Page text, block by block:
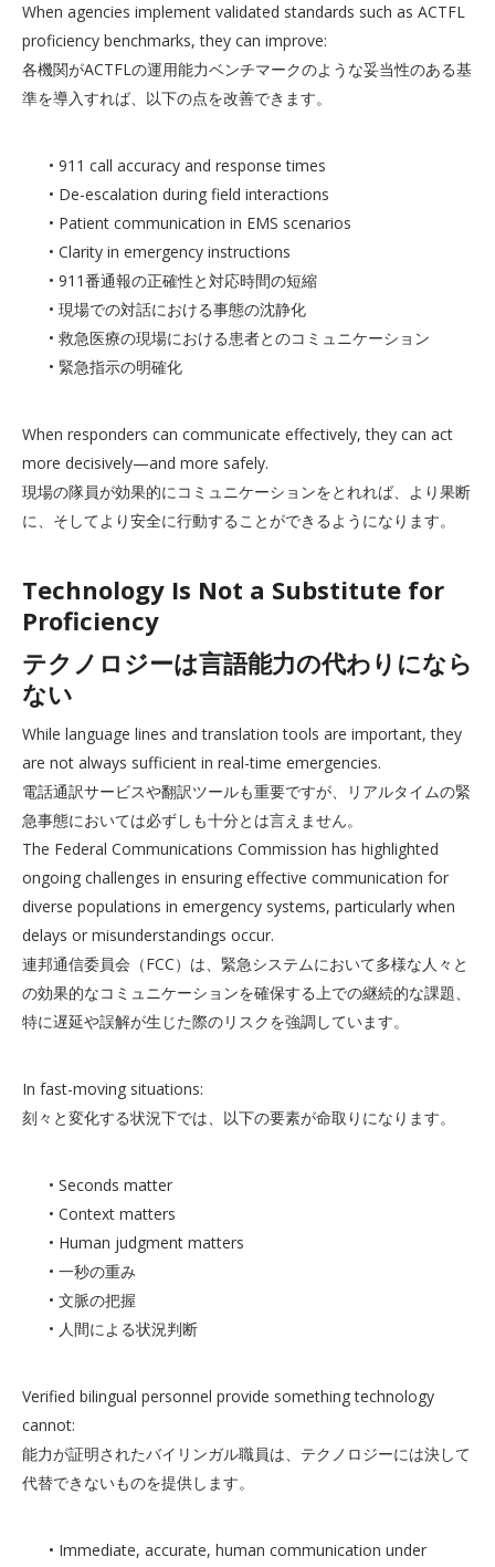
When agencies implement validated standards such as ACTFL
proficiency benchmarks, they can improve:
各機関がACTFLの運用能力ベンチマークのような妥当性のある基
準を導入すれば、以下の点を改善できます。
• 911 call accuracy and response times
• De-escalation during field interactions
• Patient communication in EMS scenarios
• Clarity in emergency instructions
• 911番通報の正確性と対応時間の短縮
• 現場での対話における事態の沈静化
• 救急医療の現場における患者とのコミュニケーション
• 緊急指示の明確化
When responders can communicate effectively, they can act
more decisively—and more safely.
現場の隊員が効果的にコミュニケーションをとれれば、より果断
に、そしてより安全に行動することができるようになります。
Technology Is Not a Substitute for
Proficiency
テクノロジーは言語能力の代わりになら
ない
While language lines and translation tools are important, they
are not always sufficient in real-time emergencies.
電話通訳サービスや翻訳ツールも重要ですが、リアルタイムの緊
急事態においては必ずしも十分とは言えません。
The Federal Communications Commission has highlighted
ongoing challenges in ensuring effective communication for
diverse populations in emergency systems, particularly when
delays or misunderstandings occur.
連邦通信委員会（FCC）は、緊急システムにおいて多様な人々と
の効果的なコミュニケーションを確保する上での継続的な課題、
特に遅延や誤解が生じた際のリスクを強調しています。
In fast-moving situations:
刻々と変化する状況下では、以下の要素が命取りになります。
• Seconds matter
• Context matters
• Human judgment matters
• 一秒の重み
• 文脈の把握
• 人間による状況判断
Verified bilingual personnel provide something technology
cannot:
能力が証明されたバイリンガル職員は、テクノロジーには決して
代替できないものを提供します。
• Immediate, accurate, human communication under